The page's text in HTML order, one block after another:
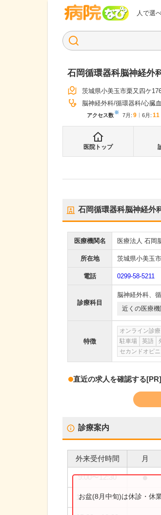
人で選
病院なび
石岡循環器科脳神経外
茨城県小美玉市栗又四ケ
脳神経外科 循環器科 心臓
アクセス数※ 7月 : 9 6月 : 11
医院トップ
石岡循環器科脳神経外
医療機関名 医療法人 石岡
所在地 茨城県小美玉
電話 0299-58-5211
診療科目
脳神経外科、
近くの医療
特徴
オンライン診療
駐車場
英語
セカンドオピ
直近の求人を確認する[PR]
診療案内
外来受付時間 月
9:00〜12:30 ●
14:00〜16:00
お盆(8月中旬)は休診・休